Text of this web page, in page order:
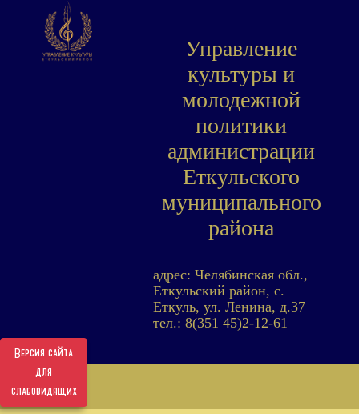
Версия сайта
для
слабовидящих
Управление
культуры и
молодежной
политики
администрации
Еткульского
муниципального
района
адрес: Челябинская обл.,
Еткульский район, с.
Еткуль, ул. Ленина, д.37
тел.: 8(351 45)2-12-61